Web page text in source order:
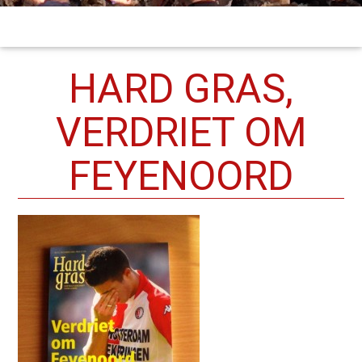
HARD GRAS,
VERDRIET OM
FEYENOORD